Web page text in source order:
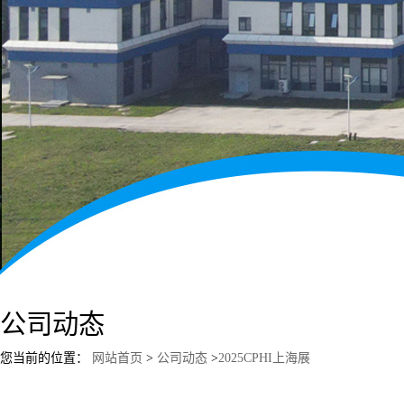
公司动态
您当前的位置： 网站首页 > 公司动态 >2025CPHI上海展